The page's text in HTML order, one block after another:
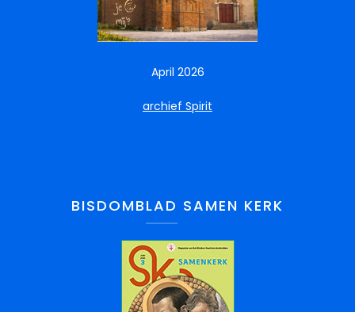
April 2026
archief Spirit
BISDOMBLAD SAMEN KERK